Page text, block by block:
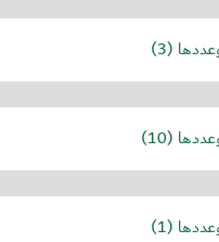
(3)
(10)
(1)